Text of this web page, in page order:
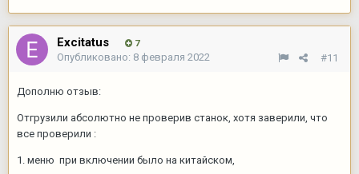
Excitatus 7
#11
Опубликовано: 8 февраля 2022
Дополню отзыв:
Отгрузили абсолютно не проверив станок, хотя заверили, что
все проверили :
1. меню при включении было на китайском,